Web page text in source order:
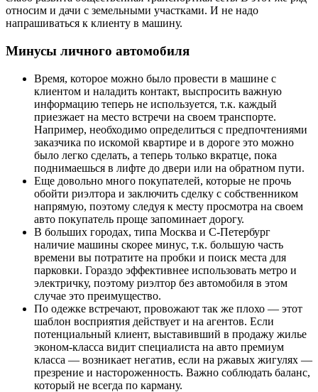
относим и дачи с земельными участками. И не надо
напрашиваться к клиенту в машину.
Минусы личного автомобиля
Время, которое можно было провести в машине с
клиентом и наладить контакт, выспросить важную
информацию теперь не используется, т.к. каждый
приезжает на место встречи на своем транспорте.
Например, необходимо определиться с предпочтениями
заказчика по искомой квартире и в дороге это можно
было легко сделать, а теперь только вкратце, пока
поднимаешься в лифте до двери или на обратном пути.
Еще довольно много покупателей, которые не прочь
обойти риэлтора и заключить сделку с собственником
напрямую, поэтому следуя к месту просмотра на своем
авто покупатель проще запоминает дорогу.
В больших городах, типа Москва и С-Петербург
наличие машины скорее минус, т.к. большую часть
времени вы потратите на пробки и поиск места для
парковки. Гораздо эффективнее использовать метро и
электричку, поэтому риэлтор без автомобиля в этом
случае это преимущество.
По одежке встречают, провожают так же плохо — этот
шаблон восприятия действует и на агентов. Если
потенциальный клиент, выставивший в продажу жилье
эконом-класса видит специалиста на авто премиум
класса — возникает негатив, если на ржавых жигулях —
презрение и настороженность. Важно соблюдать баланс,
который не всегда по карману.